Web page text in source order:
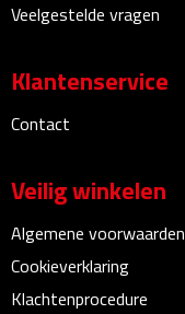
Bureausets
Bureau ventilatoren
Boekenleggers
Briefopeners
Gummen
Linialen
Veelgestelde vragen
Klantenservice
Contact
Veilig winkelen
Algemene voorwaarden
Cookieverklaring
Klachtenprocedure